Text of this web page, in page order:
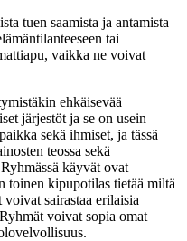
tuen saamista ja antamista
tai
vaikka ne voivat
ehkäisevää
järjestöt ja se on usein
sekä ihmiset, ja tässä
teossa sekä
käyvät ovat
toinen kipupotilas tietää miltä
sairastaa erilaisia
voivat sopia omat